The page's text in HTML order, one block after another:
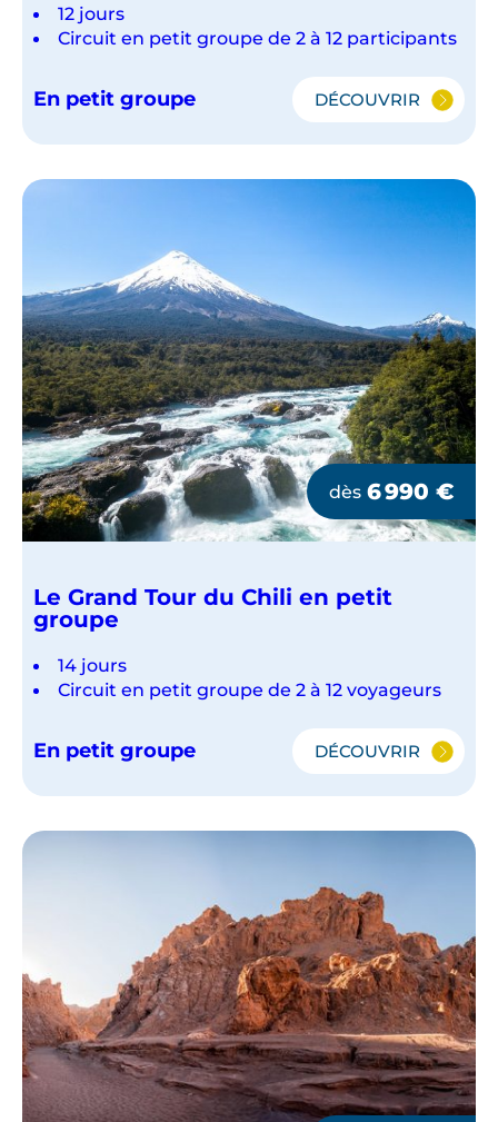
12 jours
Circuit en petit groupe de 2 à 12 participants
En petit groupe DÉCOUVRIR
LE
PETIT
GROUPE
dès 6 990 €
Le Grand Tour du Chili en petit
groupe
14 jours
Circuit en petit groupe de 2 à 12 voyageurs
En petit groupe DÉCOUVRIR
LE
DU
PETIT
GROUPE